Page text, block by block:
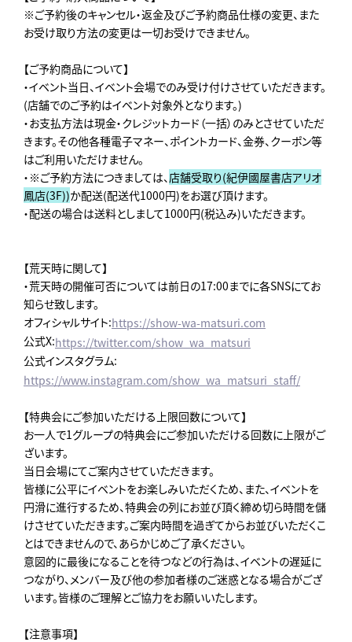
※ご予約後のキャンセル・返金及びご予約商品仕様の変更、また
お受け取り方法の変更は一切お受けできません。
【ご予約商品について】
・イベント当日、イベント会場でのみ受け付けさせていただきます。
(店舗でのご予約はイベント対象外となります。)
・お支払方法は現金・クレジットカード（一括）のみとさせていただ
きます。その他各種電子マネー、ポイントカード、金券、クーポン等
はご利用いただけません。
・※ご予約方法につきましては、 店舗受取り(紀伊國屋書店アリオ
鳳店(3F))か配送(配送代1000円)をお選び頂けます。
・配送の場合は送料としまして1000円(税込み)いただきます。
【荒天時に関して】
・荒天時の開催可否については前日の17:00までに各SNSにてお
知らせ致します。
オフィシャルサイト:https://show-wa-matsuri.com
公式X:https://twitter.com/show_wa_matsuri
公式インスタグラム:
https://www.instagram.com/show_wa_matsuri_staff/
【特典会にご参加いただける上限回数について】
お一人で1グループの特典会にご参加いただける回数に上限がご
ざいます。
当日会場にてご案内させていただきます。
皆様に公平にイベントをお楽しみいただくため、また、イベントを
円滑に進行するため、特典会の列にお並び頂く締め切ら時間を儲
けさせていただきます。ご案内時間を過ぎてからお並びいただくこ
とはできませんので、あらかじめご了承ください。
意図的に最後になることを待つなどの行為は、イベントの遅延に
つながり、メンバー及び他の参加者様のご迷惑となる場合がござ
います。皆様のご理解とご協力をお願いいたします。
【注意事項】